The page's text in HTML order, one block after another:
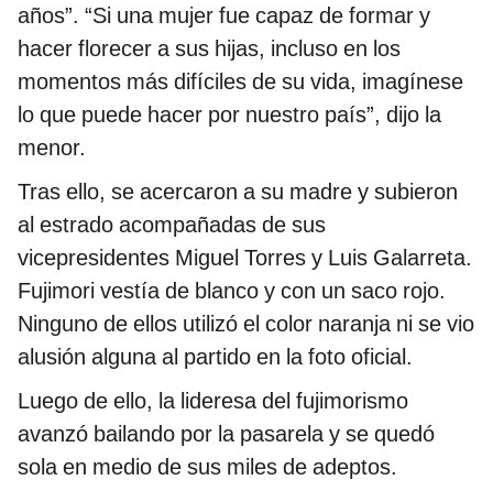
años”. “Si una mujer fue capaz de formar y
hacer florecer a sus hijas, incluso en los
momentos más difíciles de su vida, imagínese
lo que puede hacer por nuestro país”, dijo la
menor.
Tras ello, se acercaron a su madre y subieron
al estrado acompañadas de sus
vicepresidentes Miguel Torres y Luis Galarreta.
Fujimori vestía de blanco y con un saco rojo.
Ninguno de ellos utilizó el color naranja ni se vio
alusión alguna al partido en la foto oficial.
Luego de ello, la lideresa del fujimorismo
avanzó bailando por la pasarela y se quedó
sola en medio de sus miles de adeptos.